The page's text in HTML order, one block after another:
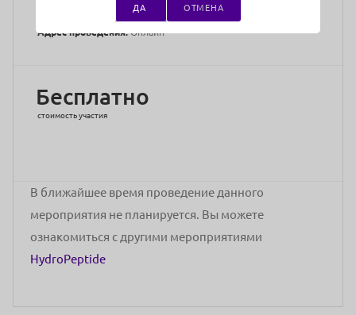
Адрес проведения:Онлайн
Бесплатно
стоимость участия
В ближайшее время проведение данного
мероприятия не планируется. Вы можете
ознакомиться с другими мероприятиями
HydroPeptide
ДА ОТМЕНА